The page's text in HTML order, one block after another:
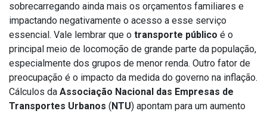
sobrecarregando ainda mais os orçamentos familiares e
impactando negativamente o acesso a esse serviço
essencial. Vale lembrar que o transporte público é o
principal meio de locomoção de grande parte da população,
especialmente dos grupos de menor renda. Outro fator de
preocupação é o impacto da medida do governo na inflação.
Cálculos da Associação Nacional das Empresas de
Transportes Urbanos (NTU) apontam para um aumento